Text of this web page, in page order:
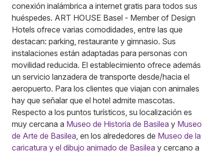
conexión inalámbrica a internet gratis para todos sus
huéspedes. ART HOUSE Basel - Member of Design
Hotels ofrece varias comodidades, entre las que
destacan: parking, restaurante y gimnasio. Sus
instalaciones están adaptadas para personas con
movilidad reducida. El establecimiento ofrece además
un servicio lanzadera de transporte desde/hacia el
aeropuerto. Para los clientes que viajan con animales
hay que señalar que el hotel admite mascotas.
Respecto a los puntos turísticos, su localización es
muy cercana a Museo de Historia de Basilea y Museo
de Arte de Basilea , en los alrededores de Museo de la
caricatura y el dibujo animado de Basilea y cercano a